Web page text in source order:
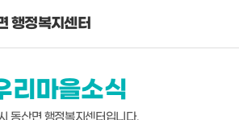
행정복지센터
리마을소식
동산면 행정복지센터입니다.